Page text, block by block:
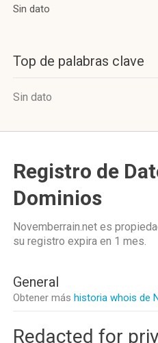
Sin dato
Top de palabras clave
Sin dato
Registro de
Dominios
Novemberrain.net es
su registro expira en 1 mes.
General
Obtener más historia whois de
Redacted for